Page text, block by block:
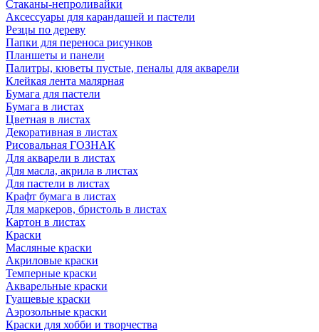
Стаканы-непроливайки
Аксессуары для карандашей и пастели
Резцы по дереву
Папки для переноса рисунков
Планшеты и панели
Палитры, кюветы пустые, пеналы для акварели
Клейкая лента малярная
Бумага для пастели
Бумага в листах
Цветная в листах
Декоративная в листах
Рисовальная ГОЗНАК
Для акварели в листах
Для масла, акрила в листах
Для пастели в листах
Крафт бумага в листах
Для маркеров, бристоль в листах
Картон в листах
Краски
Масляные краски
Акриловые краски
Темперные краски
Акварельные краски
Гуашевые краски
Аэрозольные краски
Краски для хобби и творчества